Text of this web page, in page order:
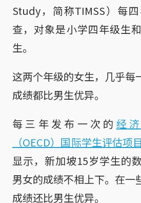
Study，简称TIMSS）每
查，对象是小学四年级生
生。
这两个年级的女生，几乎每
成绩都比男生优异。
每三年发布一次的 经
（OECD）国际学生评估项
显示，新加坡15岁学生的
男女的成绩不相上下。在一
成绩还比男生优异。